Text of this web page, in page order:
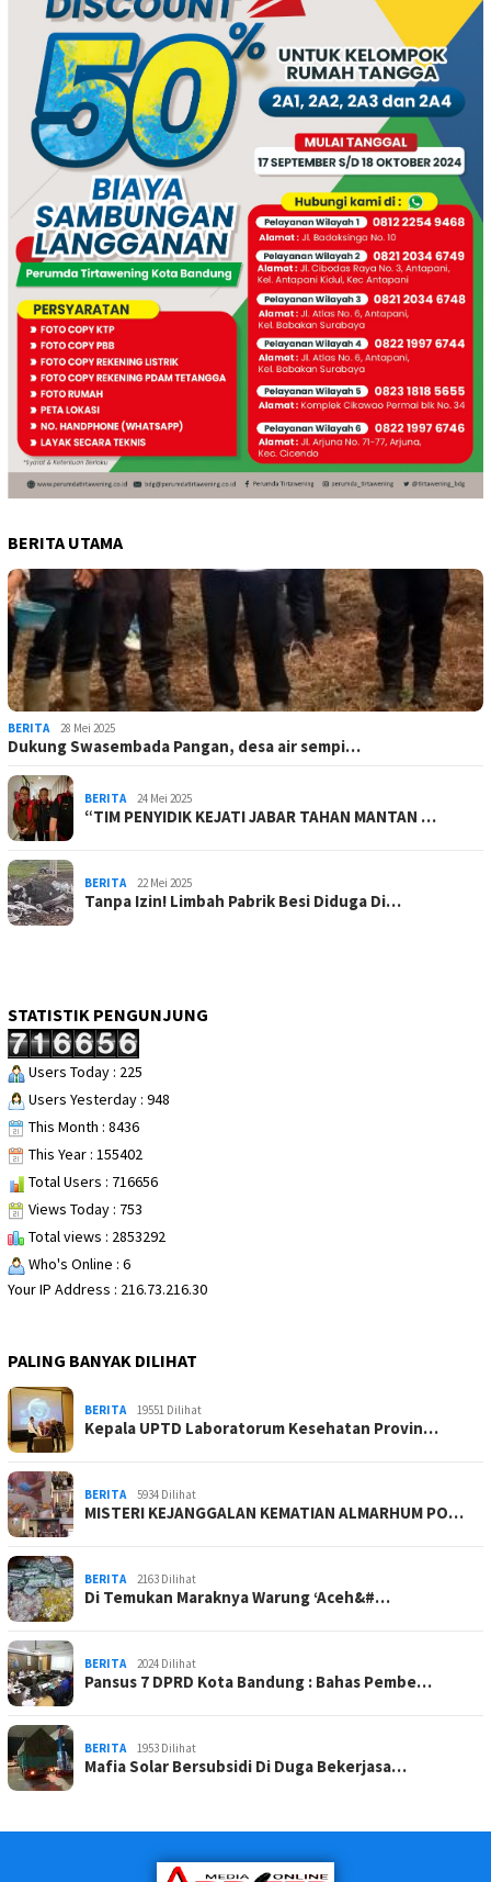
BERITA UTAMA
BERITA 28 Mei 2025
Dukung Swasembada Pangan, desa air sempi…
BERITA 24 Mei 2025
“TIM PENYIDIK KEJATI JABAR TAHAN MANTAN …
BERITA 22 Mei 2025
Tanpa Izin! Limbah Pabrik Besi Diduga Di…
STATISTIK PENGUNJUNG
Users Today : 225
Users Yesterday : 948
This Month : 8436
This Year : 155402
Total Users : 716656
Views Today : 753
Total views : 2853292
Who's Online : 6
Your IP Address : 216.73.216.30
PALING BANYAK DILIHAT
BERITA 19551 Dilihat
Kepala UPTD Laboratorum Kesehatan Provin…
BERITA 5934 Dilihat
MISTERI KEJANGGALAN KEMATIAN ALMARHUM PO…
BERITA 2163 Dilihat
Di Temukan Maraknya Warung ‘Aceh&#…
BERITA 2024 Dilihat
Pansus 7 DPRD Kota Bandung : Bahas Pembe…
BERITA 1953 Dilihat
Mafia Solar Bersubsidi Di Duga Bekerjasa…